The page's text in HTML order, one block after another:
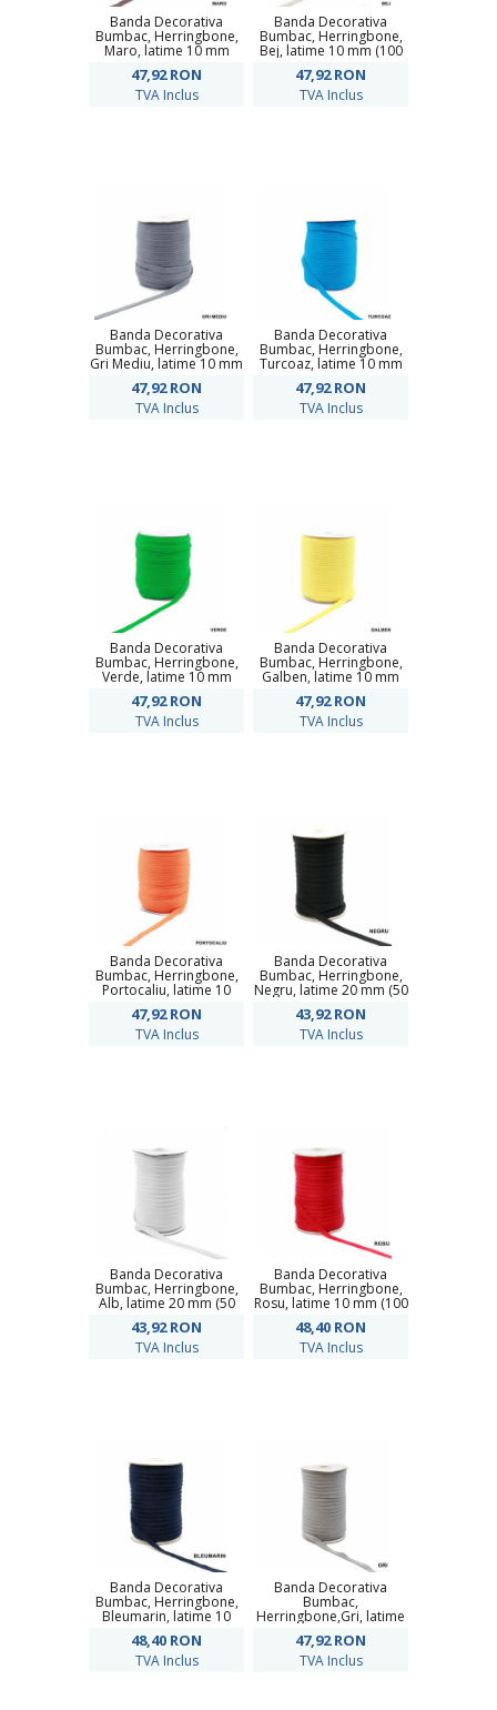
Banda Decorativa
Bumbac, Herringbone,
Maro, latime 10 mm
47,92RON
TVA Inclus
Banda Decorativa
Bumbac, Herringbone,
Bej, latime 10 mm (100
47,92RON
TVA Inclus
Banda Decorativa
Bumbac, Herringbone,
Gri Mediu, latime 10 mm
47,92RON
TVA Inclus
Banda Decorativa
Bumbac, Herringbone,
Turcoaz, latime 10 mm
47,92RON
TVA Inclus
Banda Decorativa
Bumbac, Herringbone,
Verde, latime 10 mm
47,92RON
TVA Inclus
Banda Decorativa
Bumbac, Herringbone,
Galben, latime 10 mm
47,92RON
TVA Inclus
Banda Decorativa
Bumbac, Herringbone,
Portocaliu, latime 10
47,92RON
TVA Inclus
Banda Decorativa
Bumbac, Herringbone,
Negru, latime 20 mm (50
43,92RON
TVA Inclus
Banda Decorativa
Bumbac, Herringbone,
Alb, latime 20 mm (50
43,92RON
TVA Inclus
Banda Decorativa
Bumbac, Herringbone,
Rosu, latime 10 mm (100
48,40 RON
TVA Inclus
Banda Decorativa
Bumbac, Herringbone,
Bleumarin, latime 10
48,40 RON
TVA Inclus
Banda Decorativa
Bumbac,
Herringbone,Gri, latime
47,92RON
TVA Inclus